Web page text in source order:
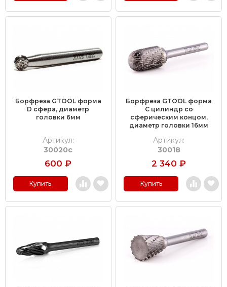
Борфреза GTOOL форма
D сфера, диаметр
головки 6мм
Артикул:
30020с
600 ₽
Купить
Борфреза GTOOL форма
C цилиндр со
сферическим концом,
диаметр головки 16мм
Артикул:
30018
2 340 ₽
Купить